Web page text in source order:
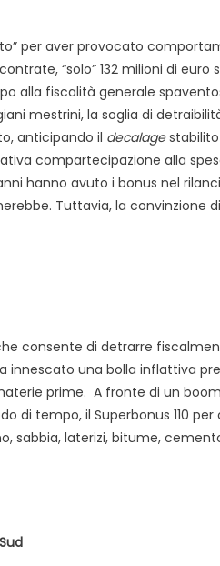
per aver provocato
“solo” 132 milioni di
alla fiscalità generale
mestrini, la soglia di
anticipando il decalagestabilito
compartecipazione alla
hanno avuto i bonus nel
Tuttavia, la convinzione
consente di detrarre
innescato una bolla inflattiva
prime. A fronte di un
tempo, il Superbonus 110
sabbia, laterizi, bitume,